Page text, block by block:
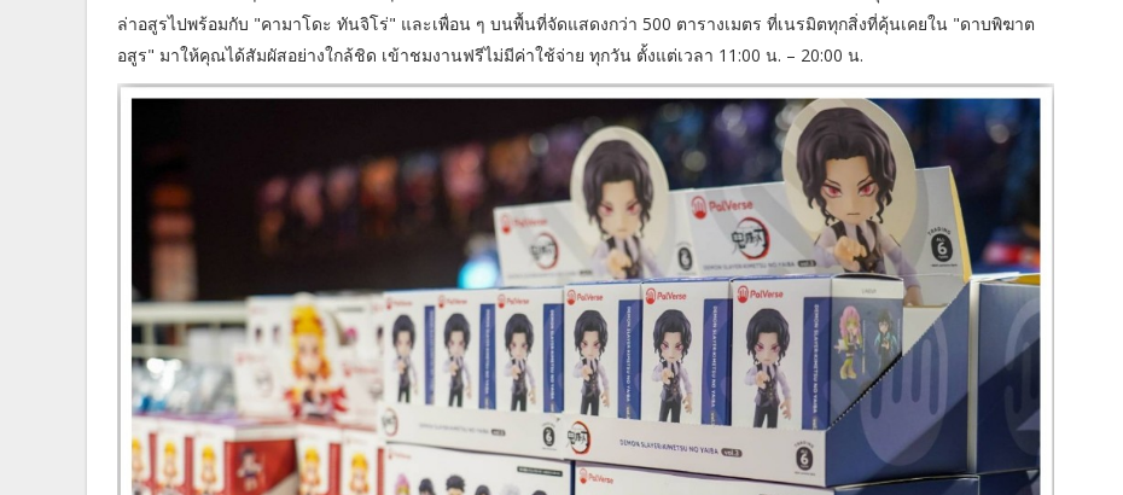
ล่าอสูรไปพร้อมกับ "คามาโดะ ทันจิโร่" และเพื่อน ๆ บนพื้นที่จัดแสดงกว่า 500 ตารางเมตร ที่เนรมิตทุกสิ่งที่คุ้นเคยใน "ดาบพิฆาต
อสูร" มาให้คุณได้สัมผัสอย่างใกล้ชิด เข้าชมงานฟรีไม่มีค่าใช้จ่าย ทุกวัน ตั้งแต่เวลา 11:00 น. – 20:00 น.